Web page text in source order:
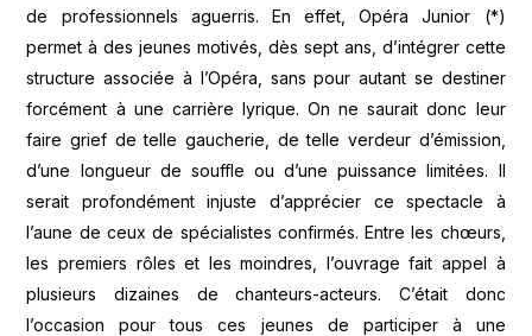
de professionnels aguerris. En effet, Opéra Junior (*)
permet à des jeunes motivés, dès sept ans, d’intégrer cette
structure associée à l’Opéra, sans pour autant se destiner
forcément à une carrière lyrique. On ne saurait donc leur
faire grief de telle gaucherie, de telle verdeur d’émission,
d’une longueur de souffle ou d’une puissance limitées. Il
serait profondément injuste d’apprécier ce spectacle à
l’aune de ceux de spécialistes confirmés. Entre les chœurs,
les premiers rôles et les moindres, l’ouvrage fait appel à
plusieurs dizaines de chanteurs-acteurs. C’était donc
l’occasion pour tous ces jeunes de participer à une